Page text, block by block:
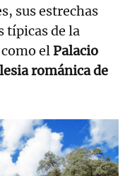
sus estrechas
típicas de la
elPalacio
románica de